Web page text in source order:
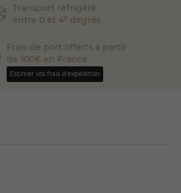
Transport réfrigéré
entre 0 et 4° degrés
Frais de port offerts à partir
de 100€ en France
Estimer vos frais d'expédition